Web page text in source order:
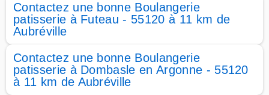
Contactez une bonne Boulangerie
patisserie à Futeau - 55120 à 11 km de
Aubréville
Contactez une bonne Boulangerie
patisserie à Dombasle en Argonne - 55120
à 11 km de Aubréville